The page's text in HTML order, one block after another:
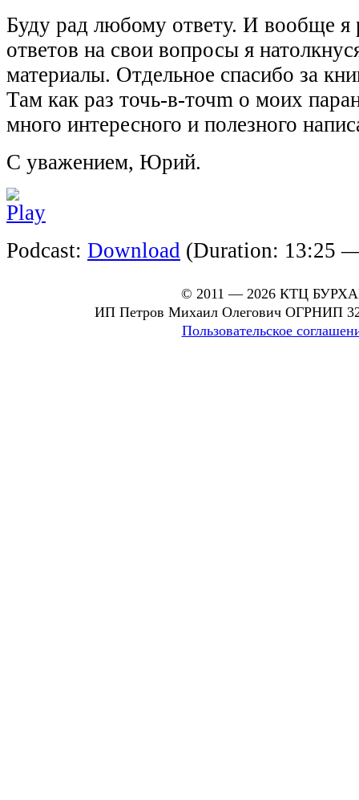
Буду рад любому ответу. И вообще я
ответов на свои вопросы я
материалы. Отдельное спасибо за
Там как раз точь-в-точm о моих
много интересного и полезного
С уважением, Юрий.
Podcast: Download (Duration: 13:25
© 2011 — 2026 КТЦ
ИП Петров Михаил Олегович ОГРНИП
Пользовательское